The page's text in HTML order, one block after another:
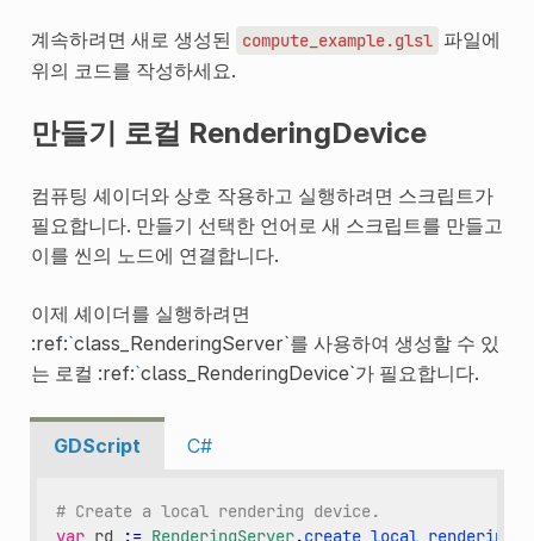
계속하려면 새로 생성된 compute_example.glsl 파일에
위의 코드를 작성하세요.
만들기 로컬 RenderingDevice
컴퓨팅 셰이더와 상호 작용하고 실행하려면 스크립트가
필요합니다. 만들기 선택한 언어로 새 스크립트를 만들고
이를 씬의 노드에 연결합니다.
이제 셰이더를 실행하려면
:ref:`class_RenderingServer`를 사용하여 생성할 수 있
는 로컬 :ref:`class_RenderingDevice`가 필요합니다.
GDScript C#
# Create a local rendering device.
var rd := RenderingServer.